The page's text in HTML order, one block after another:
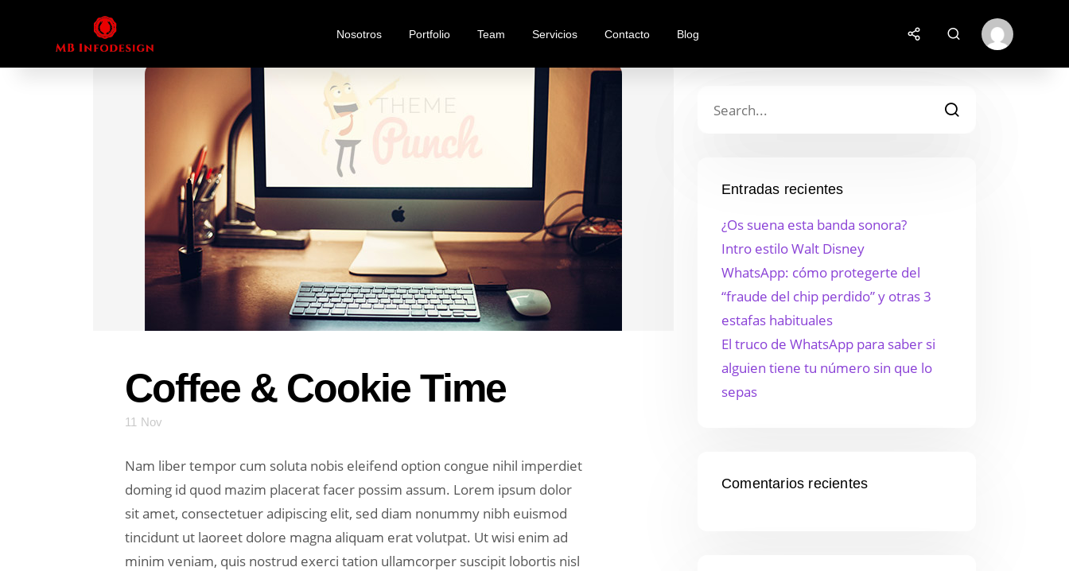
Nosotros Portfolio Team Servicios Contacto Blog
Home
Coffee & Cookie Time
11 Nov
Nam liber tempor cum soluta nobis eleifend option congue nihil imperdiet
doming id quod mazim placerat facer possim assum. Lorem ipsum dolor
sit amet, consectetuer adipiscing elit, sed diam nonummy nibh euismod
tincidunt ut laoreet dolore magna aliquam erat volutpat. Ut wisi enim ad
minim veniam, quis nostrud exerci tation ullamcorper suscipit lobortis nisl
Entradas recientes
¿Os suena esta banda sonora?
Intro estilo Walt Disney
WhatsApp: cómo protegerte del
“fraude del chip perdido” y otras 3
estafas habituales
El truco de WhatsApp para saber si
alguien tiene tu número sin que lo
sepas
Comentarios recientes